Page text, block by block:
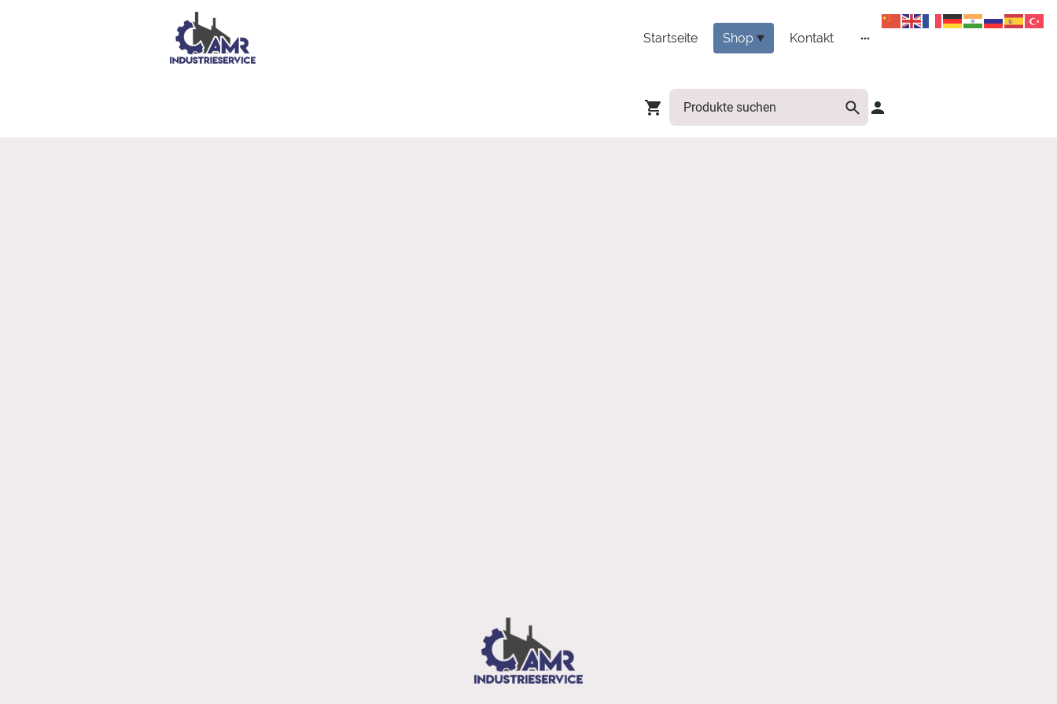
Startseite Shop Kontakt